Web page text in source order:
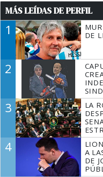
MÁS LEÍDAS DE PERFIL
1
DE
2
3
LA
4
A
DE